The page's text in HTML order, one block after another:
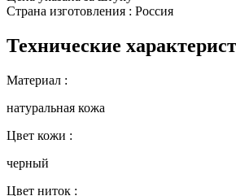
Страна изготовления : Россия
Технические
Материал :
натуральная кожа
Цвет кожи :
черный
Цвет ниток :